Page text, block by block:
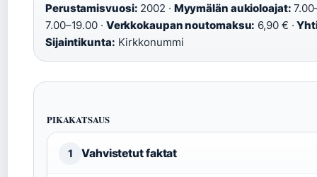
Perustamisvuosi: 2002 · Myymälän aukioloajat:
7.00–19.00 · Verkkokaupan noutomaksu: 6,90 € ·
Sijaintikunta: Kirkkonummi
PIKAKATSAUS
1 Vahvistetut faktat